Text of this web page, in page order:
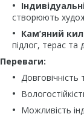
створюють
Кам’яний
підлог, терас та
Переваги:
Довговічність
Можливість